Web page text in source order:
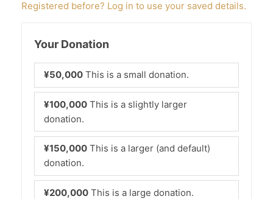
Registered before? Log in to use your saved details.
Your Donation
¥50,000 This is a small donation.
¥100,000 This is a slightly larger
donation.
¥150,000 This is a larger (and default)
donation.
¥200,000 This is a large donation.